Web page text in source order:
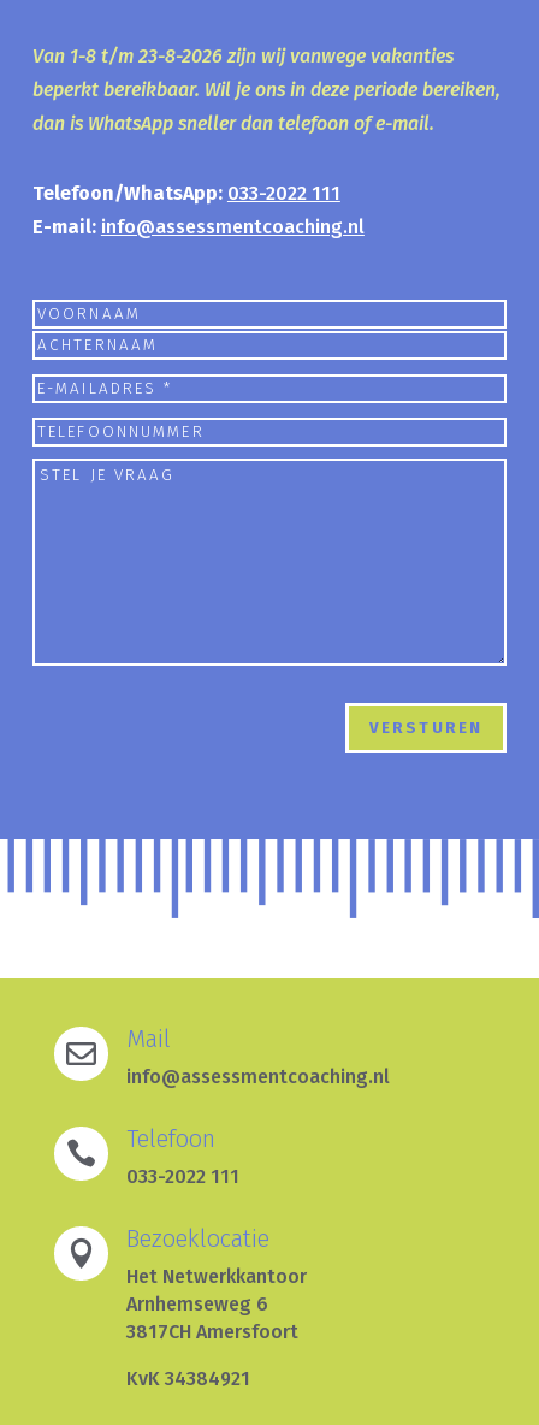
Van 1-8 t/m 23-8-2026 zijn wij vanwege vakanties
beperkt bereikbaar. Wil je ons in deze periode bereiken,
dan is WhatsApp sneller dan telefoon of e-mail.
Telefoon/WhatsApp: 033-2022 111
E-mail: info@assessmentcoaching.nl
Naam
Voornaam
Achternaam
E-
mailadres
Telefoon
Stel
 Mail
info@assessmentcoaching.nl
 Telefoon
033-2022 111
 Bezoeklocatie
Het Netwerkkantoor
Arnhemseweg 6
3817CH Amersfoort
KvK 34384921